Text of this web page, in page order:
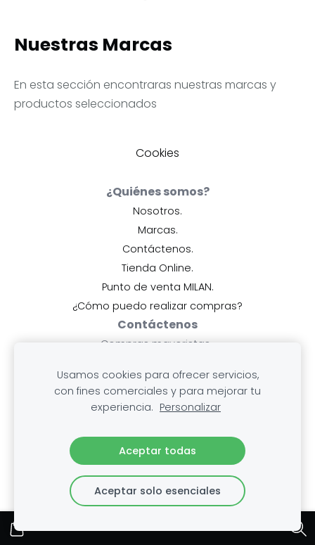
Nuestras Marcas
En esta sección encontraras nuestras marcas y
productos seleccionados
Cookies
¿Quiénes somos?
Nosotros.
Marcas.
Contáctenos.
Tienda Online.
Punto de venta MILAN.
¿Cómo puedo realizar compras?
Contáctenos
Compras mayoristas..
Celular: 83706656.
Compras minoristas.
Celular:60321930.
Ayuda
Pagos y facturas.
Mis compras.
.Envío
Usamos cookies para ofrecer servicios,
con fines comerciales y para mejorar tu
experiencia. Personalizar
Aceptar todas
Aceptar solo esenciales